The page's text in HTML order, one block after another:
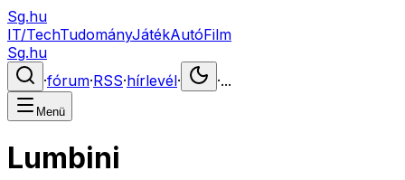
Sg.hu
IT/TechTudományJátékAutóFilm
Sg.hu
·fórum·RSS·hírlevél· ·...
Menü
Lumbini